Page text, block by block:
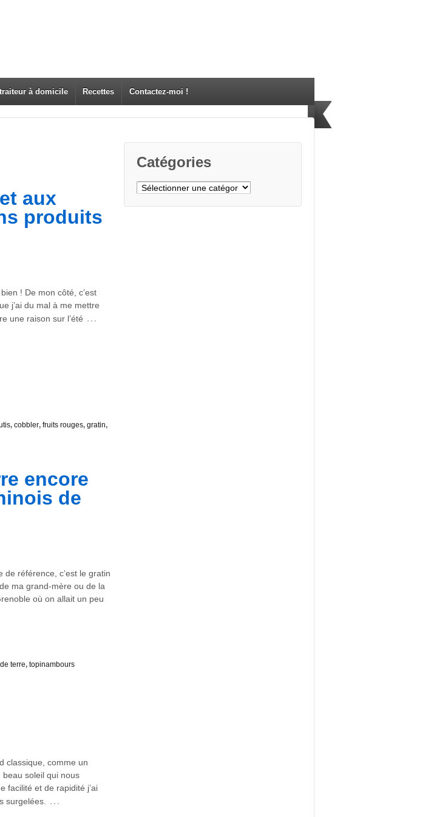
à domicile Recettes Contactez-moi !
aux
produits
! De mon côté, c’est
j’ai du mal à me mettre
une raison sur l’été …
, cobbler, fruits rouges, gratin,
encore
de
référence, c’est le gratin
ma grand-mère ou de la
où on allait un peu
terre, topinambours
classique, comme un
soleil qui nous
facilité et de rapidité j’ai
surgelées.
…
Catégories
Catégories